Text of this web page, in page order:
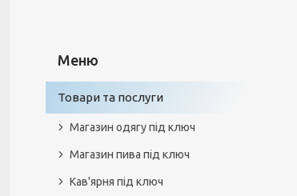
Товари та послуги
Магазин одягу під ключ
Магазин пива під ключ
Кав'ярня під ключ